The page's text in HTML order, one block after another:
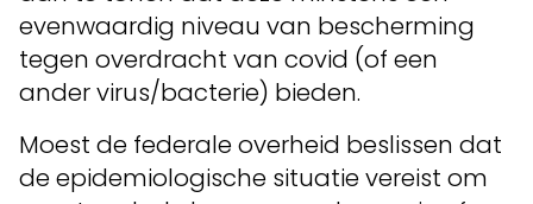
evenwaardig niveau van bescherming
tegen overdracht van covid (of een
ander virus/bacterie) bieden.
Moest de federale overheid beslissen dat
de epidemiologische situatie vereist om